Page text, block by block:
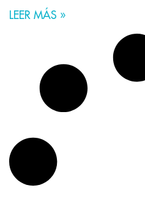
LEER MÁS »